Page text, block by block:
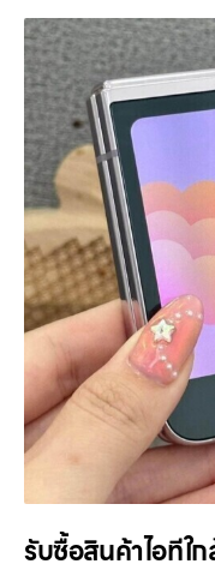
รับซื้อสินค้าไอทีใ